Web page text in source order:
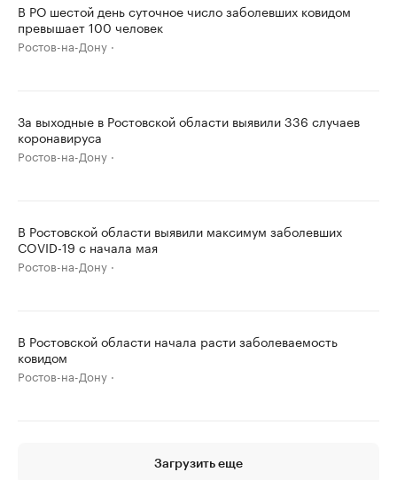
В РО шестой день суточное число заболевших ковидом
превышает 100 человек
Ростов-на-Дону
За выходные в Ростовской области выявили 336 случаев
коронавируса
Ростов-на-Дону
В Ростовской области выявили максимум заболевших
COVID-19 с начала мая
Ростов-на-Дону
В Ростовской области начала расти заболеваемость
ковидом
Ростов-на-Дону
Загрузить еще